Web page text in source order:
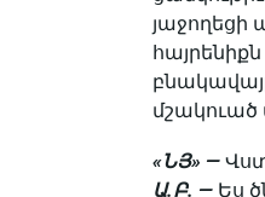
յաջողեցի
մշակուած
«ՆՅ» —
Ա.Բ. — Ես